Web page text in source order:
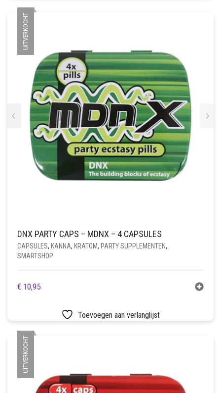
UITVERKOCHT
DNX PARTY CAPS – MDNX – 4 CAPSULES
CAPSULES, KANNA, KRATOM, PARTY SUPPLEMENTEN,
SMARTSHOP
€ 10,95
Toevoegen aan verlanglijst
UITVERKOCHT